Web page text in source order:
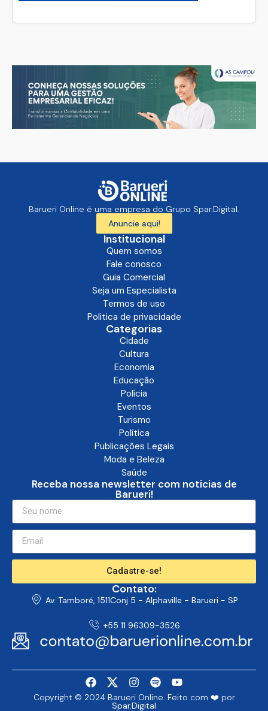
Barueri Online é uma empresa do Grupo Spar.Digital.
Anuncie aqui!
Institucional
Quem somos
Fale conosco
Guia Comercial
Seja um Especialista
Termos de uso
Politica de privacidade
Categorias
Cidade
Cultura
Economia
Educação
Polícia
Eventos
Turismo
Política
Publicações Legais
Moda e Beleza
Saúde
Receba nossa newsletter com noticias de
Barueri!
Cadastre-se!
Contato:
Av. Tamboré, 1511Conj 5 - Alphaville - Barueri - SP
+55 11 96309-3526
Copyright © 2024 Barueri Online. Feito com ❤️ por
Spar.Digital